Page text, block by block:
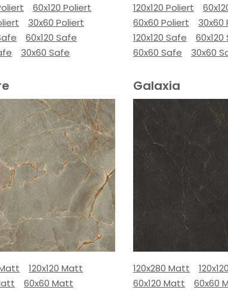
60x120 Poliert
30x60 Poliert
60x120 Safe
30x60 Safe
120x120 Poliert
60x60 Poliert
30x60
120x120 Safe
60x120
60x60 Safe
30x60
120x120 Matt
60x60 Matt
Galaxia
120x280 Matt
60x120 Matt
60x60